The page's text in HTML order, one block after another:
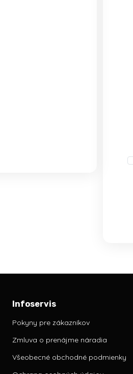
Infoservis
Pokyny pre zákazníkov
Zmluva o prenájme náradia
Všeobecné obchodné podmienky